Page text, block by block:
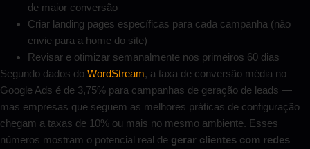
de maior conversão
Criar landing pages específicas para cada campanha (não
envie para a home do site)
Revisar e otimizar semanalmente nos primeiros 60 dias
Segundo dados do WordStream, a taxa de conversão média no
Google Ads é de 3,75% para campanhas de geração de leads —
mas empresas que seguem as melhores práticas de configuração
chegam a taxas de 10% ou mais no mesmo ambiente. Esses
números mostram o potencial real de gerar clientes com redes